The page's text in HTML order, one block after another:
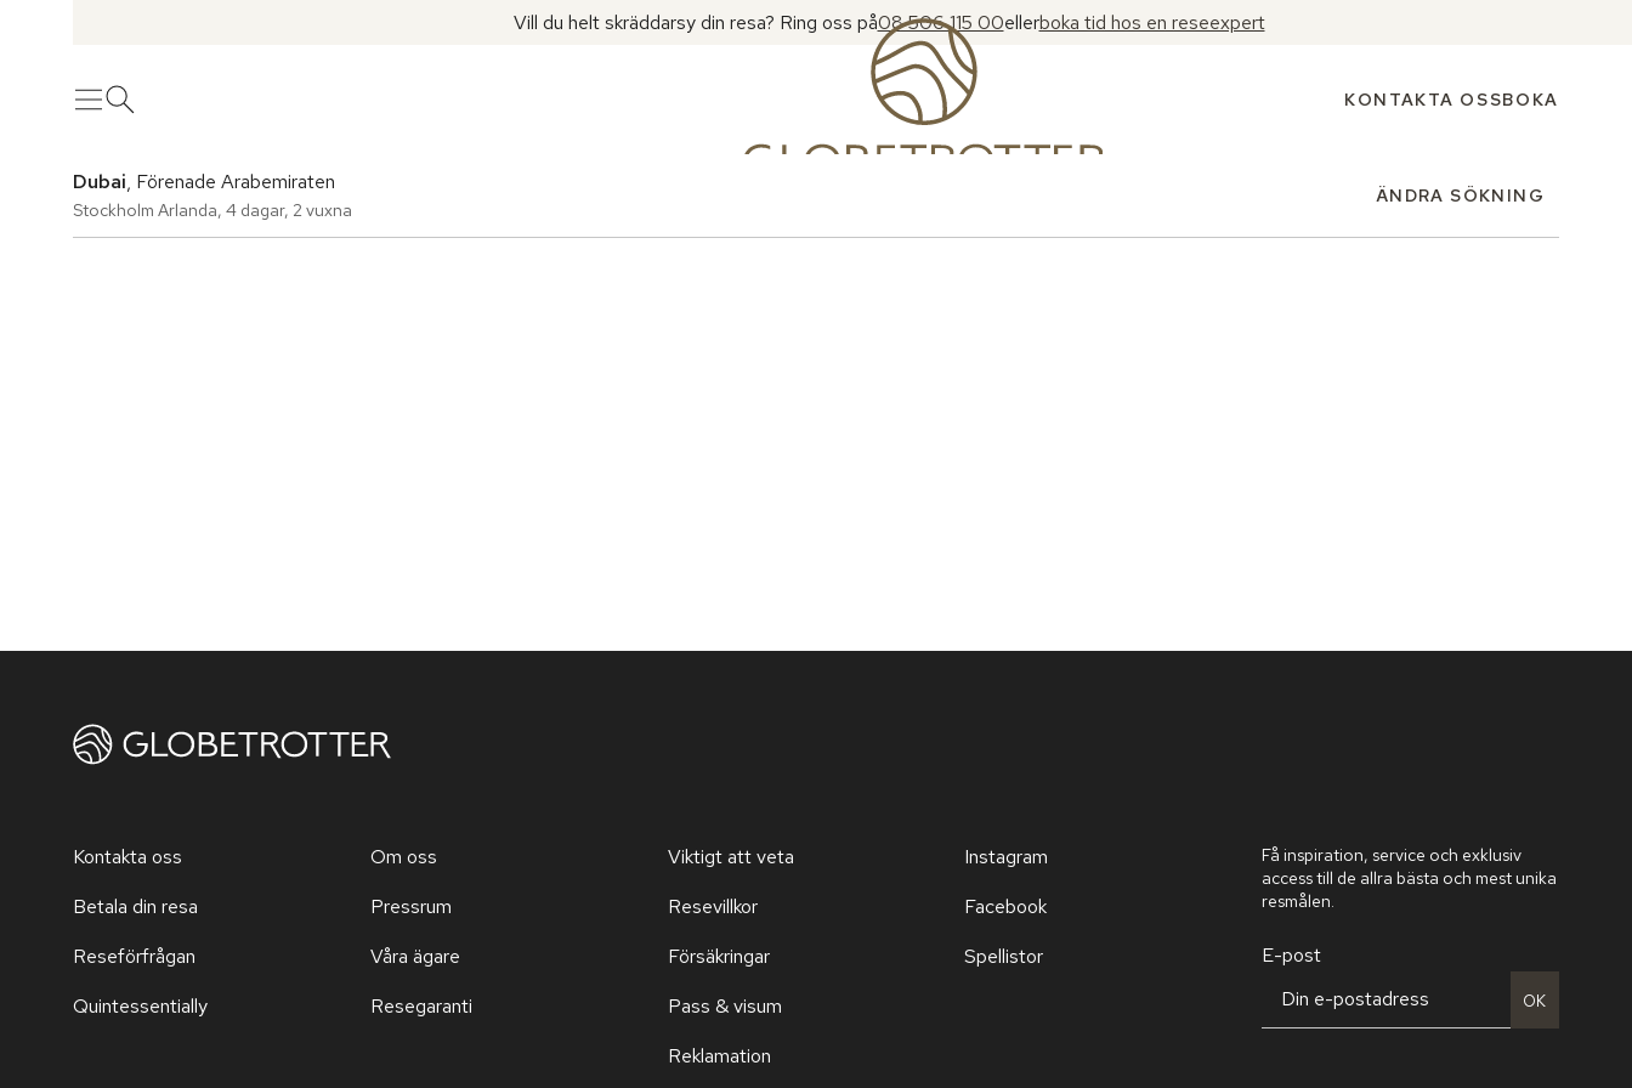
Vill du helt skräddarsy din resa? Ring oss på08 506 115 00ellerboka tid hos en reseexpert
MenyÖppna sök KONTAKTA OSSBOKA
Dubai, Förenade Arabemiraten
Stockholm Arlanda, 4 dagar, 2 vuxna
ÄNDRA SÖKNING
Kontakta oss
Betala din resa
Reseförfrågan
Quintessentially
Om oss
Pressrum
Våra ägare
Resegaranti
Viktigt att veta
Resevillkor
Försäkringar
Pass & visum
Reklamation
Instagram
Facebook
Spellistor
Få inspiration, service och exklusiv
access till de allra bästa och mest unika
resmålen.
E-post
OK